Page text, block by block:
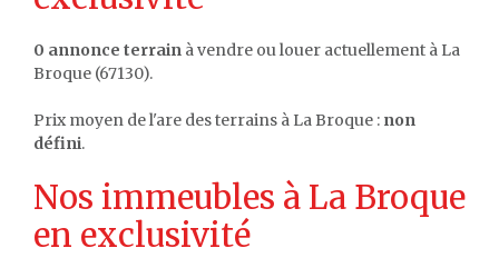
0 annonce terrain à vendre ou louer actuellement à La
Broque (67130).
Prix moyen de l'are des terrains à La Broque : non
défini.
Nos immeubles à La Broque
en exclusivité